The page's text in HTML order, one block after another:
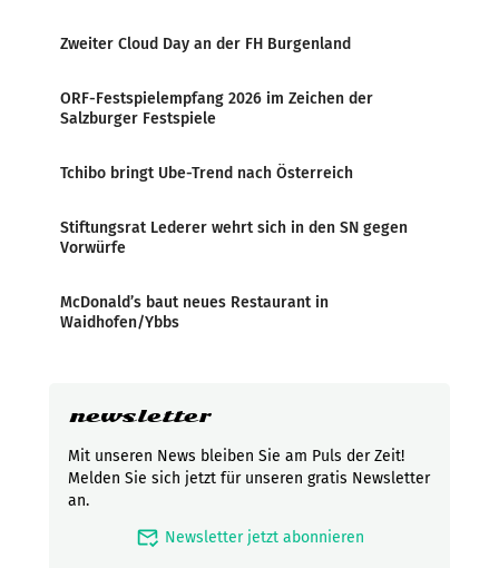
Zweiter Cloud Day an der FH Burgenland
ORF-Festspielempfang 2026 im Zeichen der
Salzburger Festspiele
Tchibo bringt Ube-Trend nach Österreich
Stiftungsrat Lederer wehrt sich in den SN gegen
Vorwürfe
McDonald’s baut neues Restaurant in
Waidhofen/Ybbs
newsletter
Mit unseren News bleiben Sie am Puls der Zeit!
Melden Sie sich jetzt für unseren gratis Newsletter
an.
mark_email_read Newsletter jetzt abonnieren